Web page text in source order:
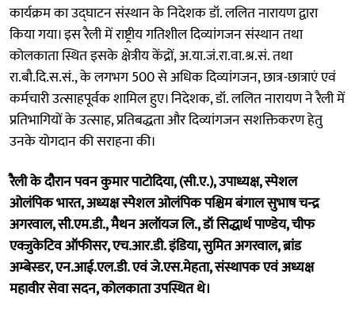
कार्यक्रम का उद्घाटन संस्थान के निदेशक डॉ. ललित नारायण द्वारा
किया गया। इस रैली में राष्ट्रीय गतिशील दिव्यांगजन संस्थान तथा
कोलकाता स्थित इसके क्षेत्रीय केंद्रों, अ.या.जं.रा.वा.श्र.सं. तथा
रा.बौ.दि.स.सं., के लगभग 500 से अधिक दिव्यांगजन, छात्र-छात्राएं एवं
कर्मचारी उत्साहपूर्वक शामिल हुए। निदेशक, डॉ. ललित नारायण ने रैली में
प्रतिभागियों के उत्साह, प्रतिबद्धता और दिव्यांगजन सशक्तिकरण हेतु
उनके योगदान की सराहना की।
रैली के दौरान पवन कुमार पाटोदिया, (सी.ए.), उपाध्यक्ष, स्पेशल
ओलंपिक भारत, अध्यक्ष स्पेेशल ओलंपिक पश्चिम बंगाल सुभाष चन्द्र
अगरवाल, सी.एम.डी., मैथन अलॉयज लि., डॉ सिद्धार्थ पाण्डेय, चीफ
एक्जुकेटिव ऑफीसर, एच.आर.डी. इंडिया, सुमित अगरवाल, ब्रांड
अम्बेस्डर, एन.आई.एल.डी. एवं जे.एस.मेहता, संस्थापक एवं अध्यक्ष
महावीर सेवा सदन, कोलकाता उपस्थित थे।